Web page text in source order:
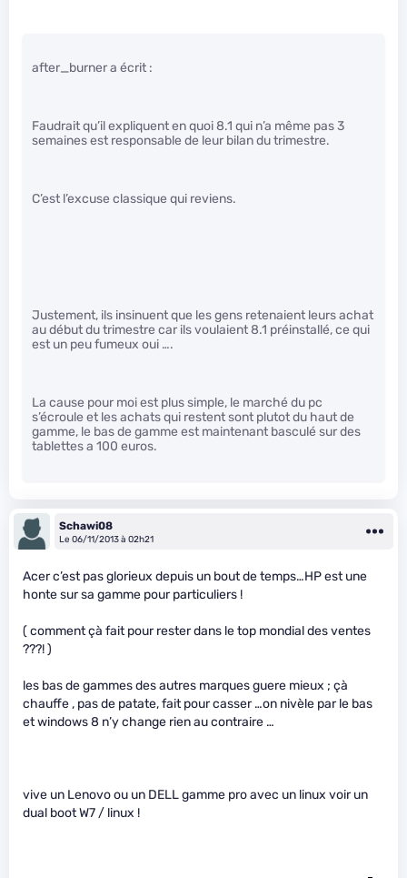
after_burner a écrit :
Faudrait qu’il expliquent en quoi 8.1 qui n’a même pas 3
semaines est responsable de leur bilan du trimestre.
C’est l’excuse classique qui reviens.
Justement, ils insinuent que les gens retenaient leurs achat
au début du trimestre car ils voulaient 8.1 préinstallé, ce qui
est un peu fumeux oui ….
La cause pour moi est plus simple, le marché du pc
s’écroule et les achats qui restent sont plutot du haut de
gamme, le bas de gamme est maintenant basculé sur des
tablettes a 100 euros.
Schawi08
Le 06/11/2013 à 02h21
Acer c’est pas glorieux depuis un bout de temps…HP est une
honte sur sa gamme pour particuliers !
( comment çà fait pour rester dans le top mondial des ventes
???! )
les bas de gammes des autres marques guere mieux ; çà
chauffe , pas de patate, fait pour casser …on nivèle par le bas
et windows 8 n’y change rien au contraire …
vive un Lenovo ou un DELL gamme pro avec un linux voir un
dual boot W7 / linux !